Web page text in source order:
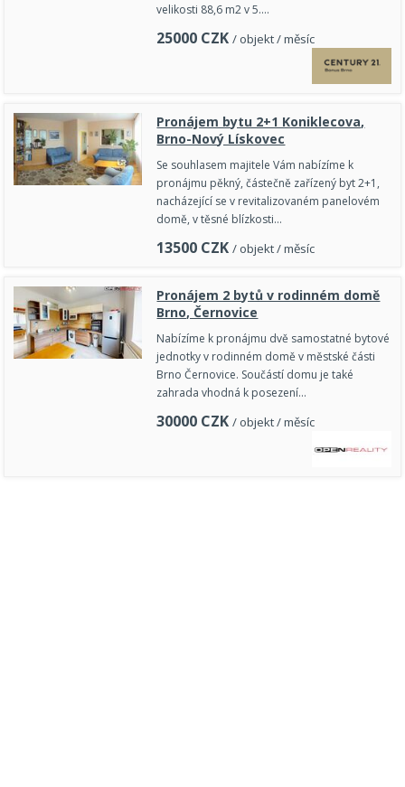
velikosti 88,6 m2 v 5.…
25000 CZK / objekt / měsíc
Pronájem bytu 2+1 Koniklecova,
Brno-Nový Lískovec
Se souhlasem majitele Vám nabízíme k
pronájmu pěkný, částečně zařízený byt 2+1,
nacházející se v revitalizovaném panelovém
domě, v těsné blízkosti…
13500 CZK / objekt / měsíc
Pronájem 2 bytů v rodinném domě
Brno, Černovice
Nabízíme k pronájmu dvě samostatné bytové
jednotky v rodinném domě v městské části
Brno Černovice. Součástí domu je také
zahrada vhodná k posezení…
30000 CZK / objekt / měsíc